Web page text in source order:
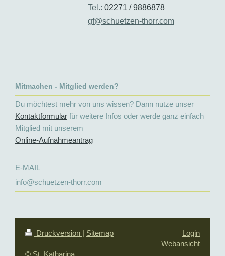
Tel.: 02271 / 9886878
gf@schuetzen-thorr.com
Mitmachen - Mitglied werden?
Du möchtest mehr von uns wissen? Dann nutze unser
Kontaktformular für weitere Infos oder werde ganz einfach
Mitglied mit unserem
Online-Aufnahmeantrag
E-MAIL
info@schuetzen-thorr.com
Druckversion | Sitemap
© St. Katharina
Login
Webansicht